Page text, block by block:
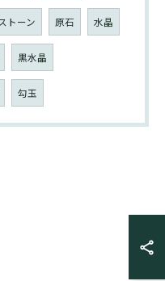
トーン 原石 水晶
黒水晶
勾玉